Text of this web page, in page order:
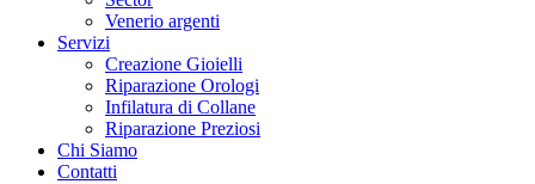
Venerio argenti
Servizi
Creazione Gioielli
Riparazione Orologi
Infilatura di Collane
Riparazione Preziosi
Chi Siamo
Contatti